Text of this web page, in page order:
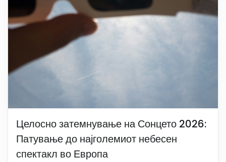
Целосно затемнување на Сонцето 2026:
Патување до најголемиот небесен
спектакл во Европа